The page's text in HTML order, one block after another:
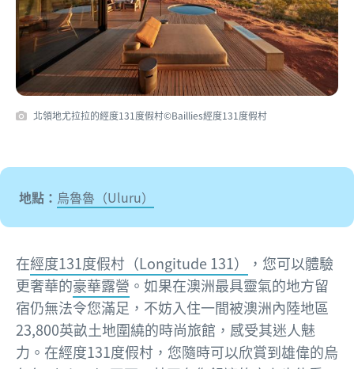
北領地尤拉拉的經度131度假村©Baillies經度131度假村
地點： 烏魯魯（Uluru）
在經度131度假村（Longitude 131）
，您可以體驗
更奢華的豪華露營 。如果在澳洲最具靈氣的地方留
宿仍無法令您滿足，不妨入住一間被澳洲內陸地區
23,800英畝土地圍繞的時尚旅館，感受其迷人魅
力。在經度131度假村，您隨時可以欣賞到雄偉的烏